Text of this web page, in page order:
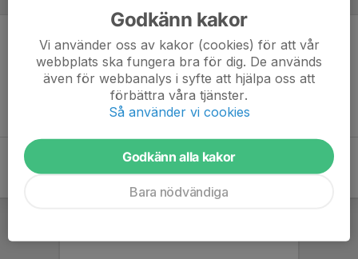
Inget referat skrivet
Godkänn kakor
Vi använder oss av kakor (cookies) för att vår
webbplats ska fungera bra för dig. De används
även för webbanalys i syfte att hjälpa oss att
förbättra våra tjänster.
Så använder vi cookies
Godkänn alla kakor
Bara nödvändiga